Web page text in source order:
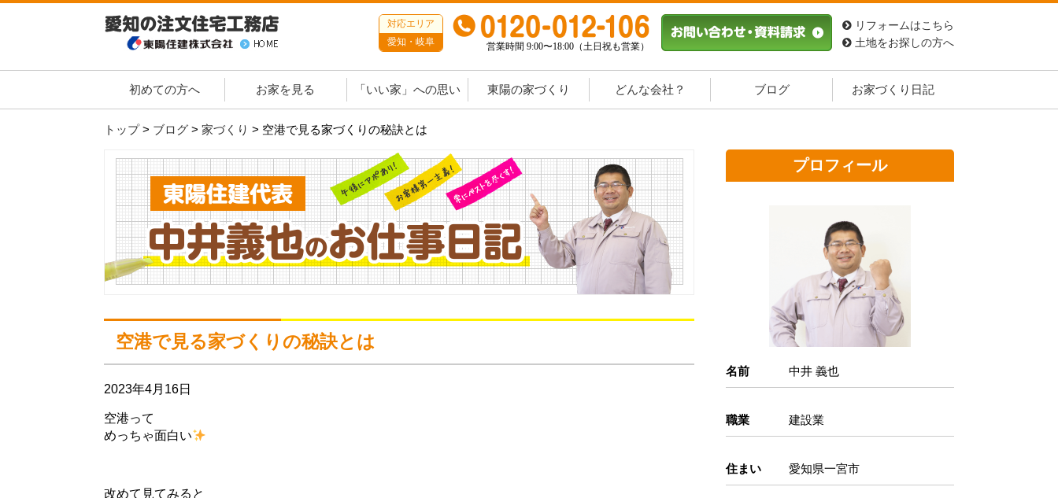
対応エリア
愛知・岐阜
営業時間 9:00〜18:00（土日祝も営業）
リフォームはこちら
土地をお探しの方へ
初めての方へ お家を見る 「いい家」への思い 東陽の家づくり どんな会社？ ブログ お家づくり日記
トップ> ブログ > 家づくり > 空港で見る家づくりの秘訣とは
空港で見る家づくりの秘訣とは
2023年4月16日
空港って
めっちゃ面白い
改めて見てみると
プロフィール
名前 中井 義也
職業 建設業
住まい 愛知県一宮市